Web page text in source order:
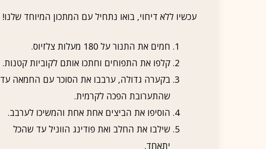
עכשיו ללא דיחוי, בואו נתחיל עם המתכון המיוחד שלנו!
חמים את התנור על 180 מעלות צלזיוס.
קלפו את התפוחים וחתכו אותם לקוביות קטנות.
בקערה גדולה, ערבבו את הסוכר עם החמאה עד
שהתערובת הפכה לקרמית.
הוסיפו את הביצים אחת אחת והמשיכו לערבב.
שילבו את החלב ואת פודינג הווניל עד שהכל
יתאחד.